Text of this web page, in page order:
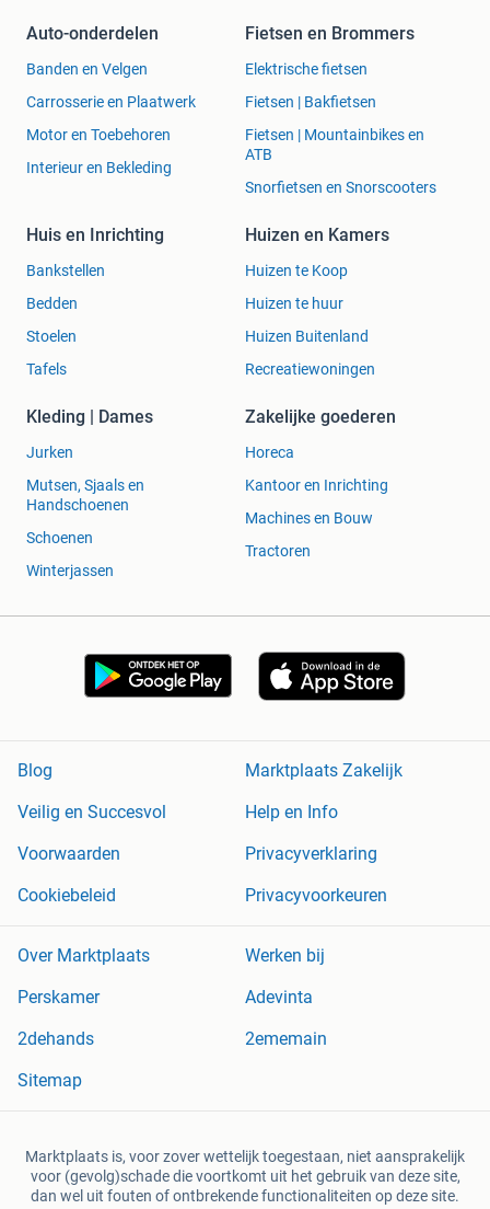
Auto-onderdelen
Banden en Velgen
Carrosserie en Plaatwerk
Motor en Toebehoren
Interieur en Bekleding
Fietsen en Brommers
Elektrische fietsen
Fietsen | Bakfietsen
Fietsen | Mountainbikes en
ATB
Snorfietsen en Snorscooters
Huis en Inrichting
Bankstellen
Bedden
Stoelen
Tafels
Huizen en Kamers
Huizen te Koop
Huizen te huur
Huizen Buitenland
Recreatiewoningen
Kleding | Dames
Jurken
Mutsen, Sjaals en
Handschoenen
Schoenen
Winterjassen
Zakelijke goederen
Horeca
Kantoor en Inrichting
Machines en Bouw
Tractoren
Blog
Marktplaats Zakelijk
Veilig en Succesvol
Help en Info
Voorwaarden
Privacyverklaring
Cookiebeleid
Privacyvoorkeuren
Over Marktplaats
Werken bij
Perskamer
Adevinta
2dehands
2ememain
Sitemap
Marktplaats is, voor zover wettelijk toegestaan, niet aansprakelijk
voor (gevolg)schade die voortkomt uit het gebruik van deze site,
dan wel uit fouten of ontbrekende functionaliteiten op deze site.